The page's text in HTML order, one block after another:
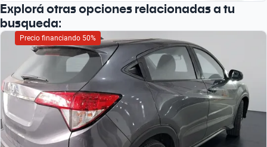
Explorá otras opciones relacionadas a tu
busqueda:
Precio financiando 50%